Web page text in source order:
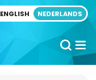
ENGLISH NEDERLANDS